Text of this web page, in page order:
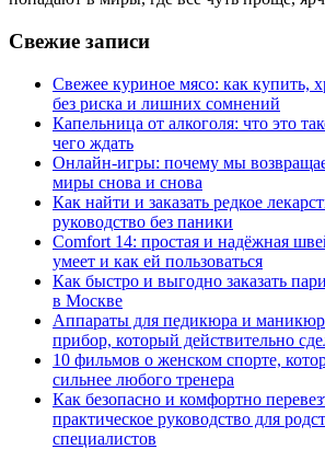
Свежие записи
Свежее куриное мясо: как купить,
без риска и лишних сомнений
Капельница от алкоголя: что это
чего ждать
Онлайн-игры: почему мы
миры снова и снова
Как найти и заказать редкое
руководство без паники
Comfort 14: простая и надёжная
умеет и как ей пользоваться
Как быстро и выгодно заказать
в Москве
Аппараты для педикюра и
прибор, который действительно
10 фильмов о женском спорте,
сильнее любого тренера
Как безопасно и комфортно
практическое руководство для
специалистов